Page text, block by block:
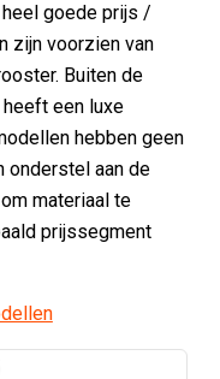
goede prijs /
zijn voorzien van
Buiten de
een luxe
hebben geen
onderstel aan de
materiaal te
prijssegment